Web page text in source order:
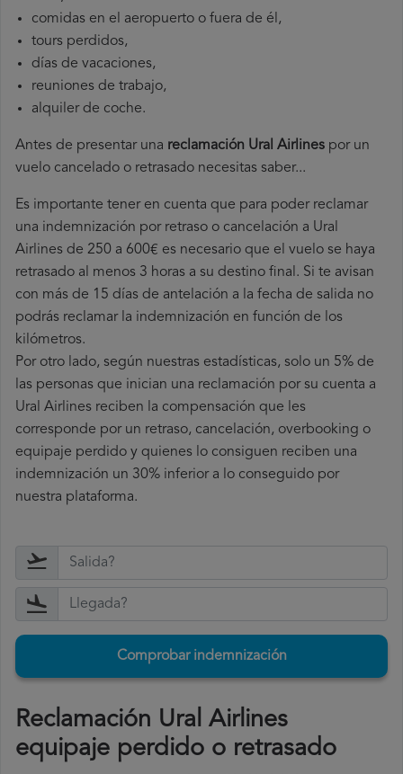
comidas en el aeropuerto o fuera de él,
tours perdidos,
días de vacaciones,
reuniones de trabajo,
alquiler de coche.
Antes de presentar una reclamación Ural Airlines por un
vuelo cancelado o retrasado necesitas saber...
Es importante tener en cuenta que para poder reclamar
una indemnización por retraso o cancelación a Ural
Airlines de 250 a 600€ es necesario que el vuelo se haya
retrasado al menos 3 horas a su destino final. Si te avisan
con más de 15 días de antelación a la fecha de salida no
podrás reclamar la indemnización en función de los
kilómetros.
Por otro lado, según nuestras estadísticas, solo un 5% de
las personas que inician una reclamación por su cuenta a
Ural Airlines reciben la compensación que les
corresponde por un retraso, cancelación, overbooking o
equipaje perdido y quienes lo consiguen reciben una
indemnización un 30% inferior a lo conseguido por
nuestra plataforma.
Comprobar indemnización
Reclamación Ural Airlines
equipaje perdido o retrasado